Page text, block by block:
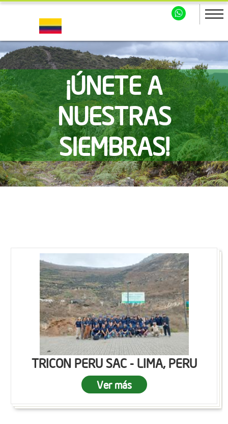
¡ÚNETE A
NUESTRAS
SIEMBRAS!
TRICON PERU SAC - LIMA, PERU
Ver más